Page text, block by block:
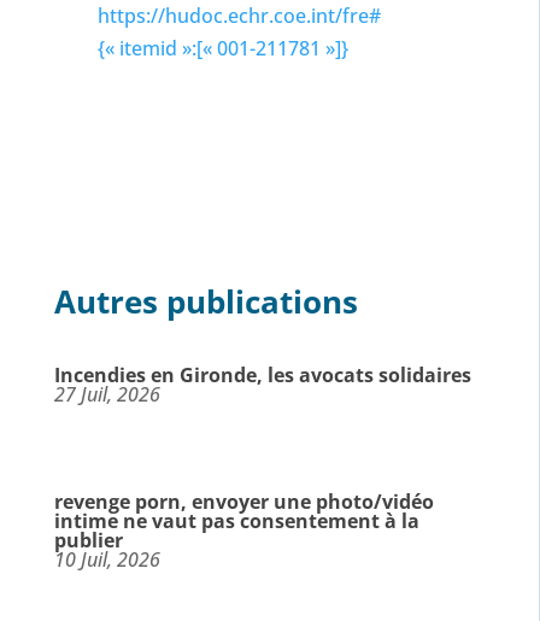
https://hudoc.echr.coe.int/fre#
{« itemid »:[« 001-211781 »]}
Autres publications
Incendies en Gironde, les avocats solidaires
27 Juil, 2026
revenge porn, envoyer une photo/vidéo
intime ne vaut pas consentement à la
publier
10 Juil, 2026